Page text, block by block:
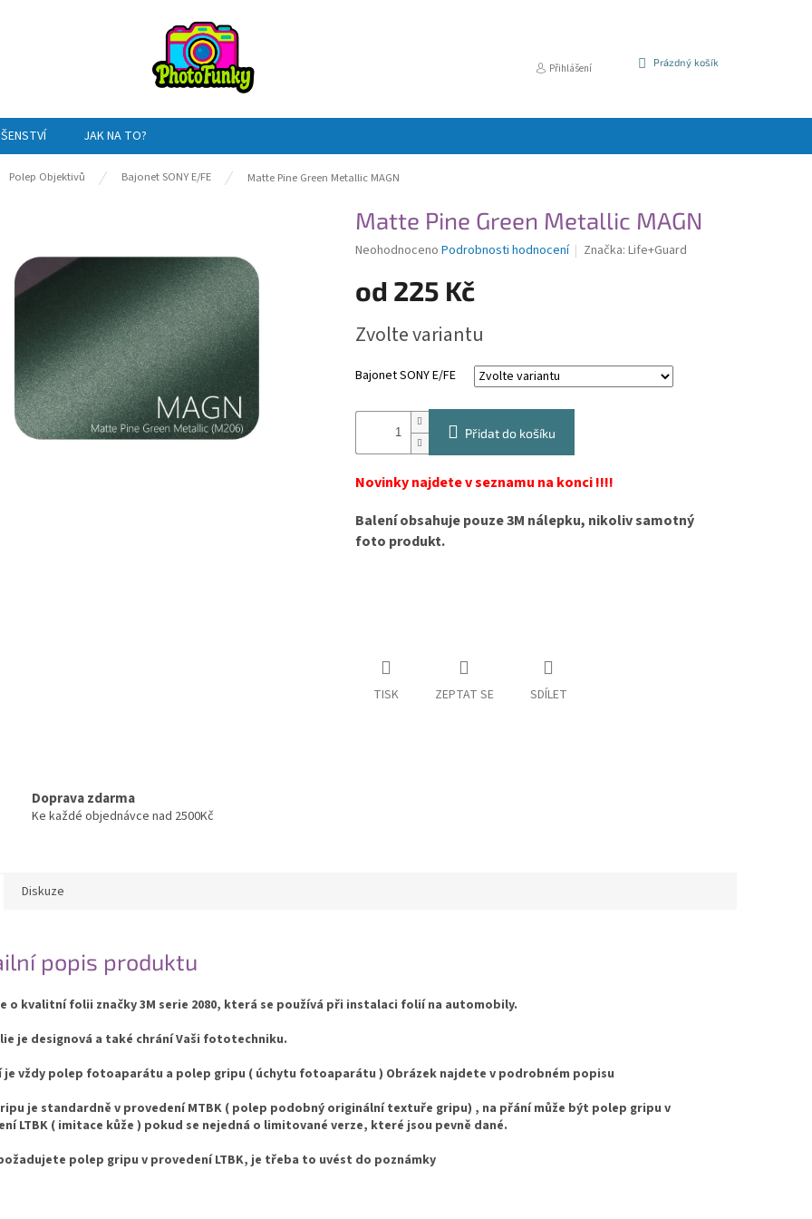
Přihlášení
NÁKUPNÍ
Prázdný košík
JAK NA TO?
Polep Objektivů Bajonet SONY E/FE Matte Pine Green Metallic MAGN
Matte Pine Green Metallic MAGN
Průměrné
produktu
je
z
hvězdiček.
Neohodnoceno Podrobnosti hodnocení Značka:Life+Guard
od 225 Kč
cena:
Zvolte variantu
Bajonet SONY E/FE
Přidat do košíku
Novinky najdete v seznamu na konci !!!!
Balení obsahuje pouze 3M nálepku, nikoliv samotný
foto produkt.
TISK ZEPTAT SE SDÍLET
Doprava zdarma
Ke každé objednávce nad 2500Kč
Diskuze
popis produktu
o kvalitní folii značky 3M serie 2080, která se používá při instalaci folií na automobily.
je designová a také chrání Vaši fototechniku.
je vždy polep fotoaparátu a polep gripu ( úchytu fotoaparátu ) Obrázek najdete v podrobném popisu
je standardně v provedení MTBK ( polep podobný originální textuře gripu) , na přání může být polep gripu v
LTBK ( imitace kůže ) pokud se nejedná o limitované verze, které jsou pevně dané.
polep gripu v provedení LTBK, je třeba to uvést do poznámky